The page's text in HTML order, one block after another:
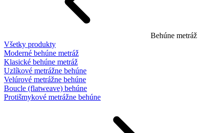
Behúne metráž
Všetky produkty
Moderné behúne metráž
Klasické behúne metráž
Uzlíkové metrážne behúne
Velúrové metrážne behúne
Boucle (flatweave) behúne
Protišmykové metrážne behúne